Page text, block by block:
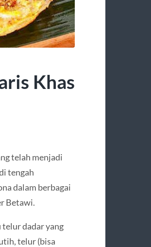
Khas
telah menjadi
tengah
dalam berbagai
Betawi.
telur dadar yang
telur (bisa